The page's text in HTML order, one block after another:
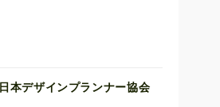
日本デザインプランナー協会